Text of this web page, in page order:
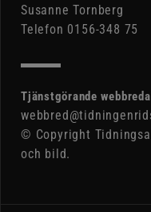
Susanne Tornberg
Telefon 0156-348 75
Tjänstgörande
© Copyright
och bild.